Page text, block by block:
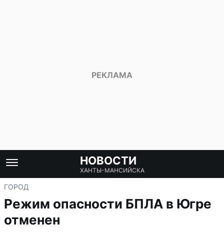
НОВОСТИ
ХАНТЫ-МАНСИЙСКА
ГОРОД
Режим опасности БПЛА в Югре
отменен